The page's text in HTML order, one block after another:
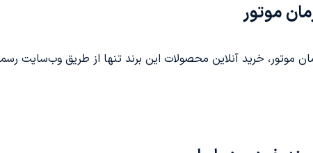
موتور
موتور، خرید آنلاین محصولات این برند تنها از طریق وب‌سایت